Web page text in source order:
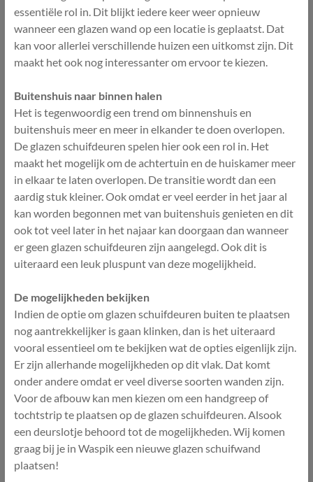
essentiële rol in. Dit blijkt iedere keer weer opnieuw
wanneer een glazen wand op een locatie is geplaatst. Dat
kan voor allerlei verschillende huizen een uitkomst zijn. Dit
maakt het ook nog interessanter om ervoor te kiezen.
Buitenshuis naar binnen halen
Het is tegenwoordig een trend om binnenshuis en
buitenshuis meer en meer in elkander te doen overlopen.
De glazen schuifdeuren spelen hier ook een rol in. Het
maakt het mogelijk om de achtertuin en de huiskamer meer
in elkaar te laten overlopen. De transitie wordt dan een
aardig stuk kleiner. Ook omdat er veel eerder in het jaar al
kan worden begonnen met van buitenshuis genieten en dit
ook tot veel later in het najaar kan doorgaan dan wanneer
er geen glazen schuifdeuren zijn aangelegd. Ook dit is
uiteraard een leuk pluspunt van deze mogelijkheid.
De mogelijkheden bekijken
Indien de optie om glazen schuifdeuren buiten te plaatsen
nog aantrekkelijker is gaan klinken, dan is het uiteraard
vooral essentieel om te bekijken wat de opties eigenlijk zijn.
Er zijn allerhande mogelijkheden op dit vlak. Dat komt
onder andere omdat er veel diverse soorten wanden zijn.
Voor de afbouw kan men kiezen om een handgreep of
tochtstrip te plaatsen op de glazen schuifdeuren. Alsook
een deurslotje behoord tot de mogelijkheden. Wij komen
graag bij je in Waspik een nieuwe glazen schuifwand
plaatsen!